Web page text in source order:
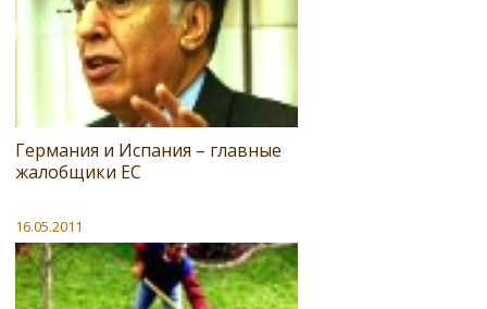
Германия и Испания – главные
жалобщики ЕС
16.05.2011